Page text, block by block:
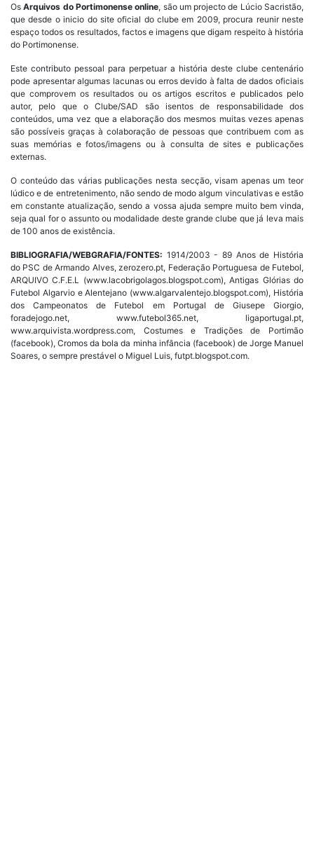
OsArquivos do Portimonense online, são um projecto de Lúcio Sacristão,
que desde o inicio do site oficial do clube em 2009, procura reunir neste
espaço todos os resultados, factos e imagens que digam respeito à história
do Portimonense.
Este contributo pessoal para perpetuar a história deste clube centenário
pode apresentar algumas lacunas ou erros devido à falta de dados oficiais
que comprovem os resultados ou os artigos escritos e publicados pelo
autor, pelo que o Clube/SAD são isentos de responsabilidade dos
conteúdos, uma vez que a elaboração dos mesmos muitas vezes apenas
são possíveis graças à colaboração de pessoas que contribuem com as
suas memórias e fotos/imagens ou à consulta de sites e publicações
externas.
O conteúdo das várias publicações nesta secção, visam apenas um teor
lúdico e de entretenimento, não sendo de modo algum vinculativas e estão
em constante atualização, sendo a vossa ajuda sempre muito bem vinda,
seja qual for o assunto ou modalidade deste grande clube que já leva mais
de 100 anos de existência.
BIBLIOGRAFIA/WEBGRAFIA/FONTES: 1914/2003 - 89 Anos de História
do PSC de Armando Alves, zerozero.pt, Federação Portuguesa de Futebol,
ARQUIVO C.F.E.L (www.lacobrigolagos.blogspot.com), Antigas Glórias do
Futebol Algarvio e Alentejano (www.algarvalentejo.blogspot.com), História
dos Campeonatos de Futebol em Portugal de Giusepe Giorgio,
foradejogo.net, www.futebol365.net, ligaportugal.pt,
www.arquivista.wordpress.com, Costumes e Tradições de Portimão
(facebook), Cromos da bola da minha infância (facebook) de Jorge Manuel
Soares, o sempre prestável o Miguel Luis, futpt.blogspot.com.